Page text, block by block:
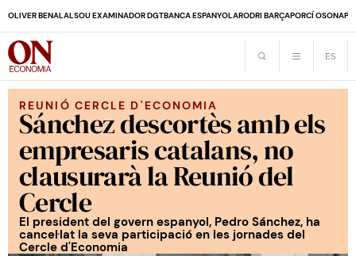
OLIVER BENALALSOU EXAMINADOR DGTBANCA ESPANYOLARODRI BARÇAPORCÍ OSONA
REUNIÓ CERCLE D'ECONOMIA
Sánchez descortès amb els
empresaris catalans, no
clausurarà la Reunió del
Cercle
El president del govern espanyol, Pedro Sánchez, ha
cancel·lat la seva participació en les jornades del
Cercle d'Economia